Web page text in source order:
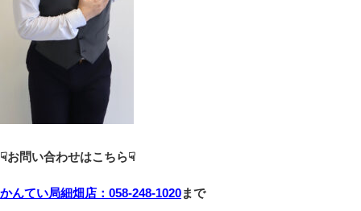
☟お問い合わせはこちら☟
かんてい局細畑店：058-248-1020まで